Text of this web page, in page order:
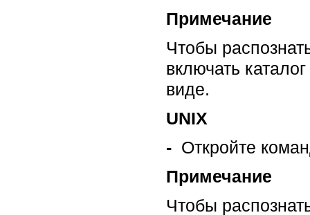
Примечание
Чтобы
включать
виде.
UNIX
- Откройте
Примечание
Чтобы